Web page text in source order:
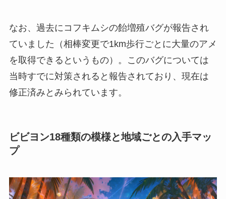
なお、過去にコフキムシの飴増殖バグが報告され
ていました（相棒変更で1km歩行ごとに大量のアメ
を取得できるというもの）。このバグについては
当時すでに対策されると報告されており、現在は
修正済みとみられています。
ビビヨン18種類の模様と地域ごとの入手マッ
プ